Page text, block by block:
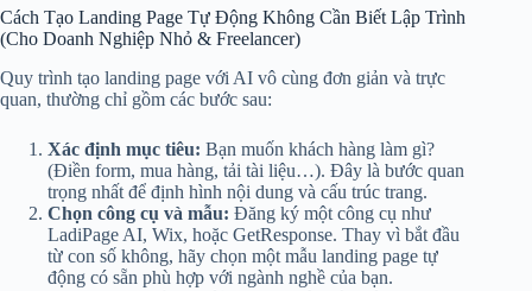
Cách Tạo Landing Page Tự Động Không Cần Biết Lập Trình
(Cho Doanh Nghiệp Nhỏ & Freelancer)
Quy trình tạo landing page với AI vô cùng đơn giản và trực
quan, thường chỉ gồm các bước sau:
Xác định mục tiêu: Bạn muốn khách hàng làm gì?
(Điền form, mua hàng, tải tài liệu…). Đây là bước quan
trọng nhất để định hình nội dung và cấu trúc trang.
Chọn công cụ và mẫu: Đăng ký một công cụ như
LadiPage AI, Wix, hoặc GetResponse. Thay vì bắt đầu
từ con số không, hãy chọn một mẫu landing page tự
động có sẵn phù hợp với ngành nghề của bạn.